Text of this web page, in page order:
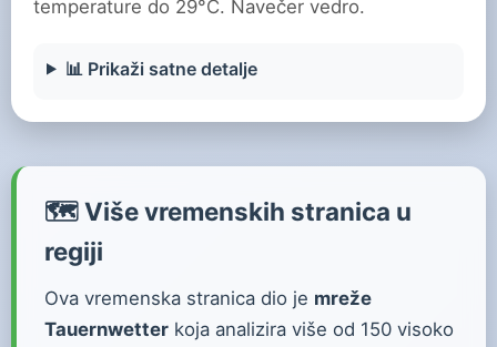
temperature do 29°C. Navečer vedro.
📊 Prikaži satne detalje
🗺️ Više vremenskih stranica u
regiji
Ova vremenska stranica dio je mreže
Tauernwetter koja analizira više od 150 visoko